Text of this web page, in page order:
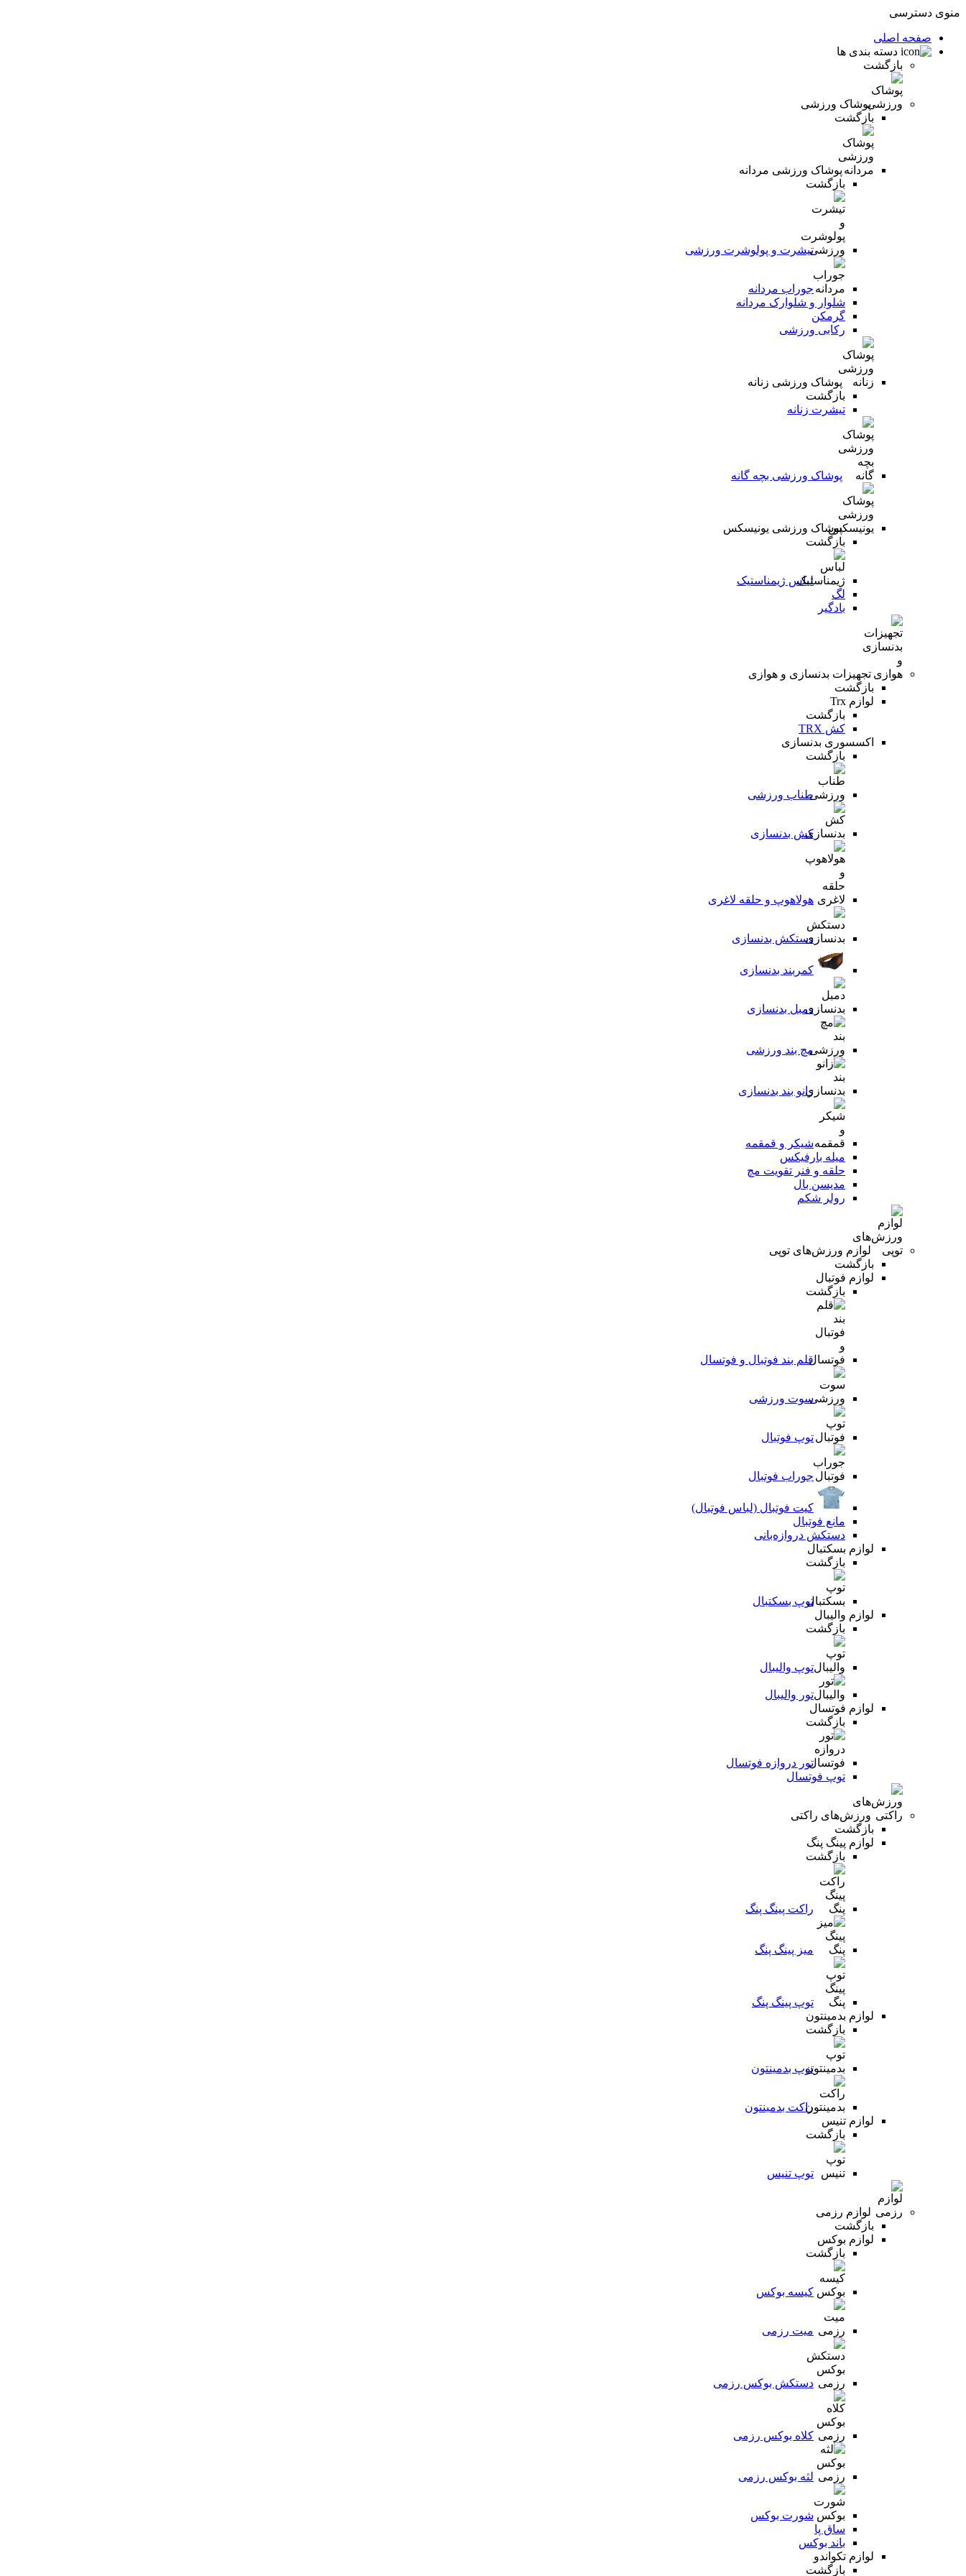
منوی دسترسی
صفحه اصلی
دسته بندی ها
بازگشت
پوشاک ورزشی
بازگشت
پوشاک ورزشی مردانه
بازگشت
تیشرت و پولوشرت ورزشی
جوراب مردانه
شلوار و شلوارک مردانه
گرمکن
رکابی ورزشی
پوشاک ورزشی زنانه
بازگشت
تیشرت زنانه
پوشاک ورزشی بچه گانه
پوشاک ورزشی یونیسکس
بازگشت
لباس ژیمناستیک
لگ
بادگیر
تجهیزات بدنسازی و هوازی
بازگشت
لوازم Trx
بازگشت
کش TRX
اکسسوری بدنسازی
بازگشت
طناب ورزشی
کش بدنسازی
هولاهوپ و حلقه لاغری
دستکش بدنسازی
کمربند بدنسازی
دمبل بدنسازی
مچ بند ورزشی
زانو بند بدنسازی
شیکر و قمقمه
میله بارفیکس
حلقه و فنر تقویت مچ
مدیسن بال
رولر شکم
لوازم ورزش‌های توپی
بازگشت
لوازم فوتبال
بازگشت
قلم بند فوتبال و فوتسال
سوت ورزشی
توپ فوتبال
جوراب فوتبال
کیت فوتبال (لباس فوتبال)
مانع فوتبال
دستکش دروازه‌بانی
لوازم بسکتبال
بازگشت
توپ بسکتبال
لوازم والیبال
بازگشت
توپ والیبال
تور والیبال
لوازم فوتسال
بازگشت
تور دروازه فوتسال
توپ فوتسال
ورزش‌های راکتی
بازگشت
لوازم پینگ پنگ
بازگشت
راکت پینگ پنگ
میز پینگ پنگ
توپ پینگ پنگ
لوازم بدمینتون
بازگشت
توپ بدمینتون
راکت بدمینتون
لوازم تنیس
بازگشت
توپ تنیس
لوازم رزمی
بازگشت
لوازم بوکس
بازگشت
کیسه بوکس
میت رزمی
دستکش بوکس رزمی
کلاه بوکس رزمی
لثه بوکس رزمی
شورت بوکس
ساق پا
باند بوکس
لوازم تکواندو
بازگشت